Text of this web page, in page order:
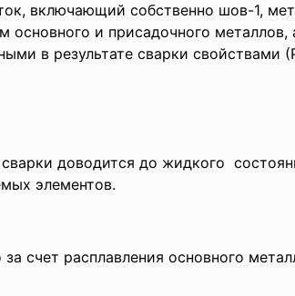
включающий собственно шов-1,
и присадочного металлов,
в результате сварки свойствами
доводится до жидкого
элементов.
счет расплавления основного